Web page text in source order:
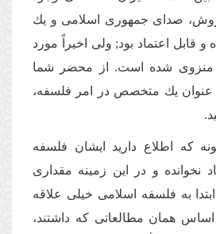
صداى جمهورى اسلامى و یك
قابل اعتماد بود; ولى اخیراً مورد
و منزوى شده است. از محضر شما
عنوان یك متخصص در امر فلسفه،
كه اطلاع دارید ایشان فلسفه
نخوانده و در این زمینه مقدارى
به فلسفه اسلامى خیلى علاقه
همان مطالعاتى كه داشتند،